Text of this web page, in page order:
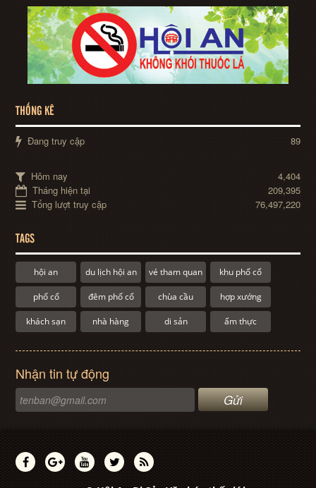
THỐNG KÊ
Đang truy cập 89
Hôm nay
4,404
Tháng hiện tại
209,395
Tổng lượt truy cập
76,497,220
TAGS
hội an du lịch hội an vé tham quan khu phố cổ
phố cổ đêm phố cổ chùa cầu hợp xướng
khách sạn nhà hàng di sản ẩm thực
Nhận tin tự động